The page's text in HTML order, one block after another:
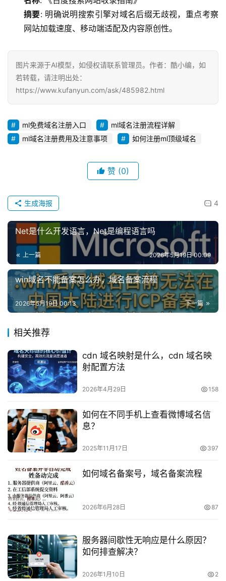
摘要: 明确说明搜索引擎对域名后缀无歧视，重点考察
网站加载速度、移动端适配及内容原创性。
图片来源于AI模型，如侵权请联系管理员。作者：酷小编，如
若转载，请注明出处：
https://www.kufanyun.com/ask/485982.html
ml免费域名注册入口
ml域名注册流程详解
ml域名注册费用及注意事项
如何注册ml顶级域名
赞 (0)
4
生成海报
Net是什么开发语言，Net是编程语言吗
上一篇 2026年5月19日 00:09
win域名不能备案怎么办，域名备案流程
下一篇
2026年5月19日 00:13
相关推荐
cdn 域名映射是什么，cdn 域名映
射配置方法
2026年4月29日 158
如何在不同手机上查看微博域名信
息？
2025年11月17日 397
如何域名备案号，域名备案流程
2026年6月28日 87
服务器间歇性无响应是什么原因？
如何排查解决？
2026年1月10日 2